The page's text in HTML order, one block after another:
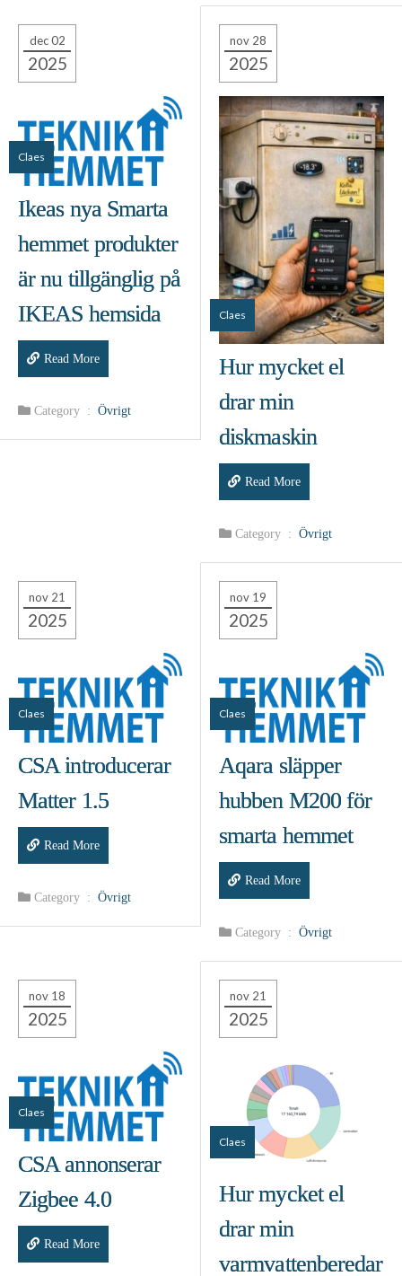
dec 02
2025
Claes
Ikeas nya Smarta
hemmet produkter
är nu tillgänglig på
IKEAS hemsida
Read More
Category : Övrigt
nov 28
2025
Claes
Hur mycket el
drar min
diskmaskin
Read More
Category : Övrigt
nov 21
2025
Claes
CSA introducerar
Matter 1.5
Read More
Category : Övrigt
nov 19
2025
Claes
Aqara släpper
hubben M200 för
smarta hemmet
Read More
Category : Övrigt
nov 18
2025
Claes
CSA annonserar
Zigbee 4.0
Read More
nov 21
2025
Claes
Hur mycket el
drar min
varmvattenberedar